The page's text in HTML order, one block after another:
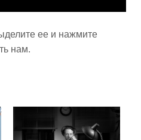
ее и нажмите
нам.